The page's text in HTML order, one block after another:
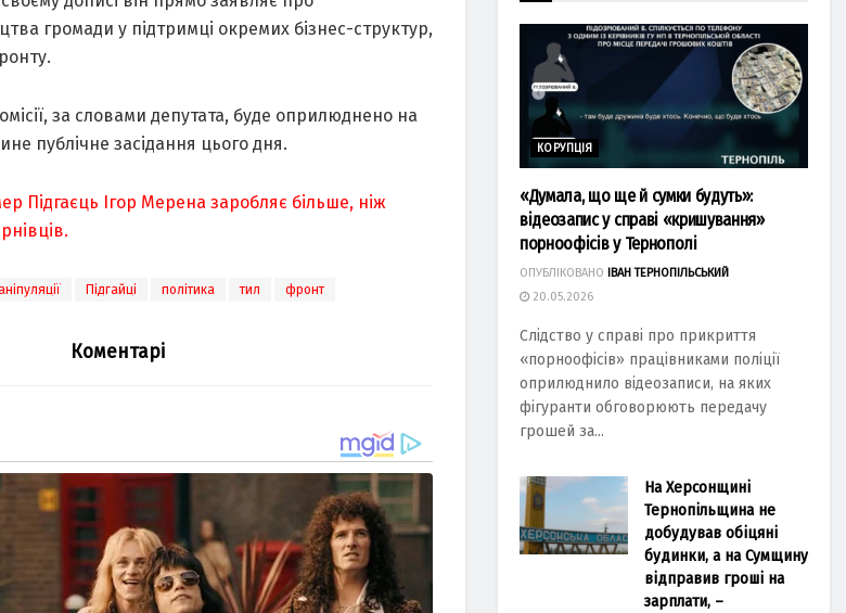
громади у підтримці окремих бізнес-структур,
за словами депутата, буде оприлюднено на
публічне засідання цього дня.
Підгаєць Ігор Мерена заробляє більше, ніж
Підгайці політика тил фронт
Коментарі
КОРУПЦІЯ
«Думала, що ще й сумки будуть»:
відеозапис у справі «кришування»
порноофісів у Тернополі
ОПУБЛІКОВАНО
ІВАН ТЕРНОПІЛЬСЬКИЙ
20.05.2026
Слідство у справі про прикриття
«порноофісів» працівниками поліції
оприлюднило відеозаписи, на яких
фігуранти обговорюють передачу
грошей за...
На Херсонщині
Тернопільщина не
добудував обіцяні
будинки, а на Сумщину
відправив гроші на
зарплати, –